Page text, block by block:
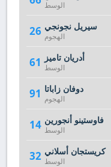
الوسط
26 سيريل نجونجي
الهجوم
61 أدريان تاميز
الوسط
91 دوفان زاباتا
الهجوم
14 فاوستينو أنجورين
الوسط
32 كريستجان أسلاني
الوسط